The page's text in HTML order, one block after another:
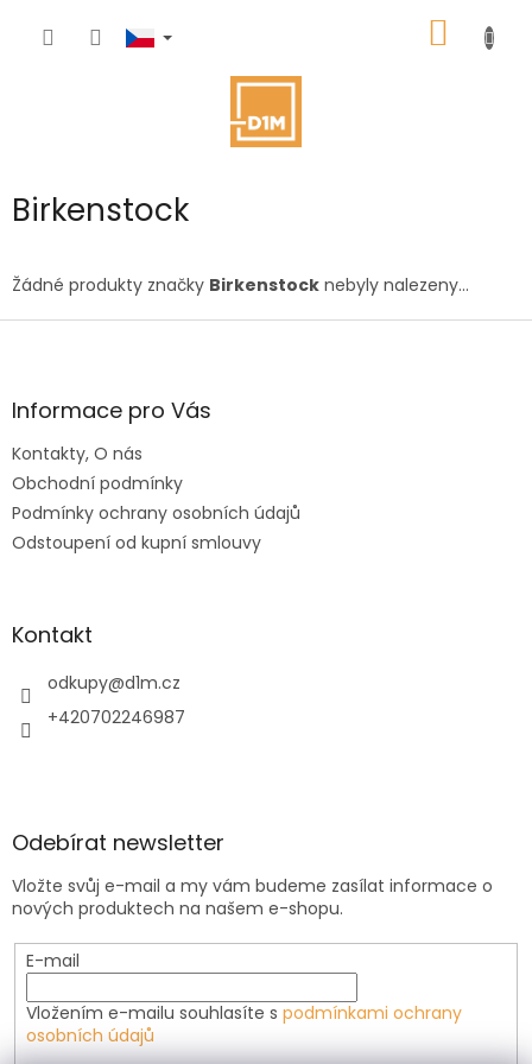
KOŠÍK
Birkenstock
Žádné produkty značky Birkenstock nebyly nalezeny...
Z
aInformace pro Vás
Kontakty, O nás
Obchodní podmínky
Podmínky ochrany osobních údajů
Odstoupení od kupní smlouvy
Kontakt
odkupy@d1m.cz
+420702246987
Odebírat newsletter
Vložte svůj e-mail a my vám budeme zasílat informace o
nových produktech na našem e-shopu.
E-mail
Vložením e-mailu souhlasíte s podmínkami ochrany
osobních údajů